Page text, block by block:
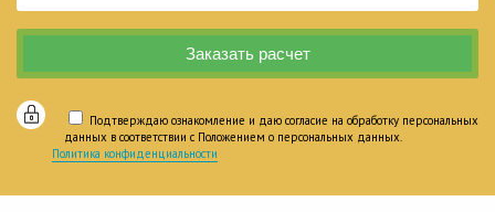
Подтверждаю ознакомление и даю согласие на обработку персональных
данных в соответствии с Положением о персональных данных.
Политика конфиденциальности